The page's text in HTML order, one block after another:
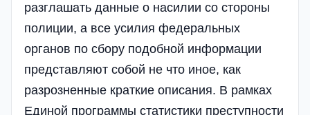
разглашать данные о насилии со стороны
полиции, а все усилия федеральных
органов по сбору подобной информации
представляют собой не что иное, как
разрозненные краткие описания. В рамках
Единой программы статистики преступности